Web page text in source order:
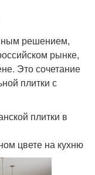
решением,
рынке,
Это сочетание
плитки с
плитки в
цвете на кухню